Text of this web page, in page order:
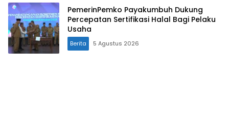
PemerinPemko Payakumbuh Dukung
Percepatan Sertifikasi Halal Bagi Pelaku
Usaha
Berita 5 Agustus 2026